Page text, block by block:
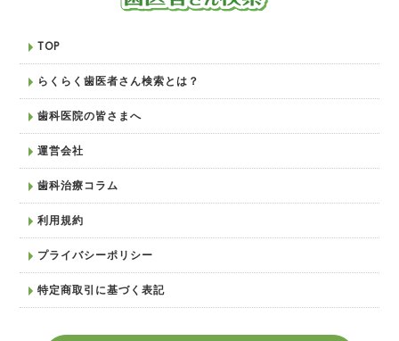
TOP
らくらく歯医者さん検索とは？
歯科医院の皆さまへ
運営会社
歯科治療コラム
利用規約
プライバシーポリシー
特定商取引に基づく表記